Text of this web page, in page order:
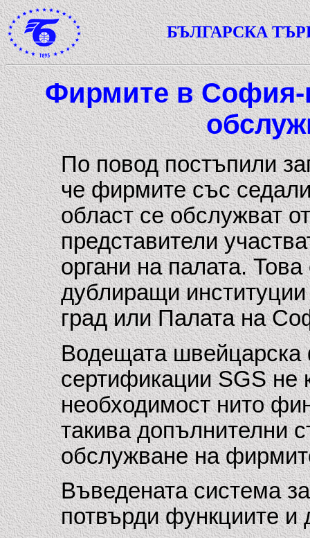
БЪЛГАРСКА
Фирмите в София-
По повод постъпили
че фирмите със
област се обслужват
представители
органи на палата.
дублиращи
град или Палата на
Водещата швейцарска
сертификации SGS не
необходимост нито
такива допълнителни
обслужване на
Въведената система
потвърди функциите